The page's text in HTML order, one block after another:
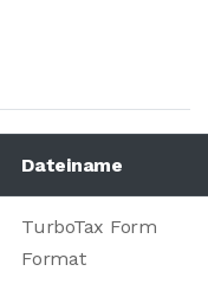
Dateiname
TurboTax Form
Format